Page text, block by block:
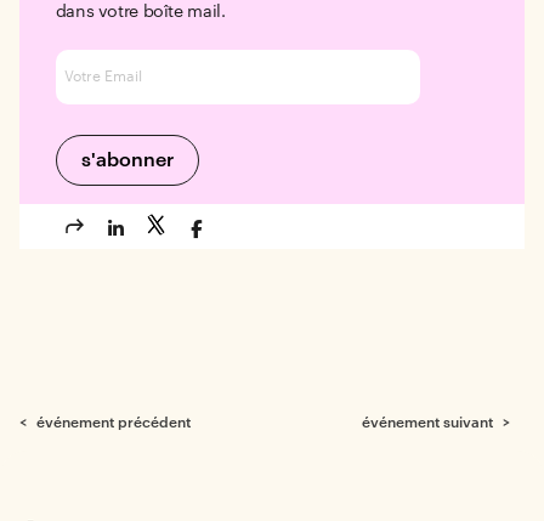
dans votre boîte mail.
< événement précédent événement suivant >